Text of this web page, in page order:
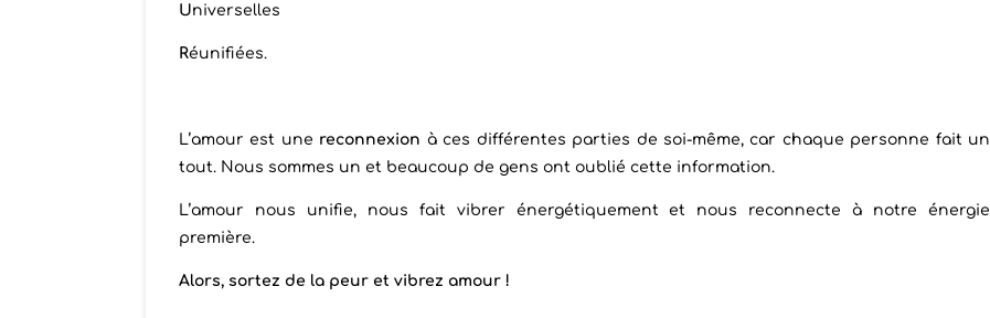
Universelles
Réunifiées.
L’amour est une reconnexion à ces différentes parties de soi-même, car chaque personne fait un
tout. Nous sommes un et beaucoup de gens ont oublié cette information.
L’amour nous unifie, nous fait vibrer énergétiquement et nous reconnecte à notre énergie
première.
Alors, sortez de la peur et vibrez amour !